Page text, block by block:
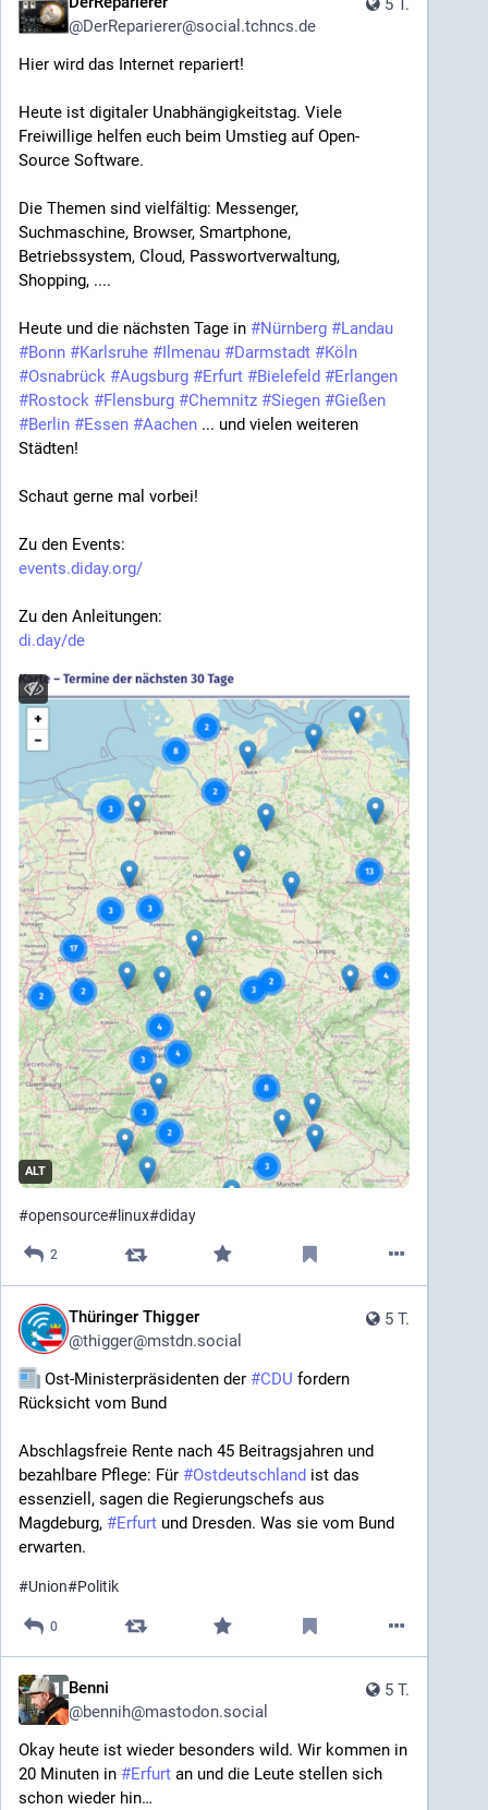
5 T.
@DerReparierer@social.tchncs.de
Hier wird das Internet repariert!
Heute ist digitaler Unabhängigkeitstag. Viele
Freiwillige helfen euch beim Umstieg auf Open-
Source Software.
Die Themen sind vielfältig: Messenger,
Suchmaschine, Browser, Smartphone,
Betriebssystem, Cloud, Passwortverwaltung,
Shopping, ....
Heute und die nächsten Tage in #Nürnberg #Landau
#Bonn #Karlsruhe #Ilmenau #Darmstadt #Köln
#Osnabrück #Augsburg #Erfurt #Bielefeld #Erlangen
#Rostock #Flensburg #Chemnitz #Siegen #Gießen
#Berlin #Essen #Aachen ... und vielen weiteren
Städten!
Schaut gerne mal vorbei!
Zu den Events:
events.diday.org/
Zu den Anleitungen:
di.day/de
ALT
#opensource# linux#diday
2
5 T.
Thüringer Thigger
@thigger@mstdn.social
Ost-Ministerpräsidenten der #CDU ​ fordern
Rücksicht vom Bund
Abschlagsfreie Rente nach 45 Beitragsjahren und
bezahlbare Pflege: Für #Ostdeutschland ​ ist das
essenziell, sagen die Regierungschefs aus
Magdeburg, #Erfurt ​ und Dresden. Was sie vom Bund
erwarten.
#Union#Politik
0
5 T.
Benni
@bennih@mastodon.social
Okay heute ist wieder besonders wild. Wir kommen in
20 Minuten in #Erfurt an und die Leute stellen sich
schon wieder hin…